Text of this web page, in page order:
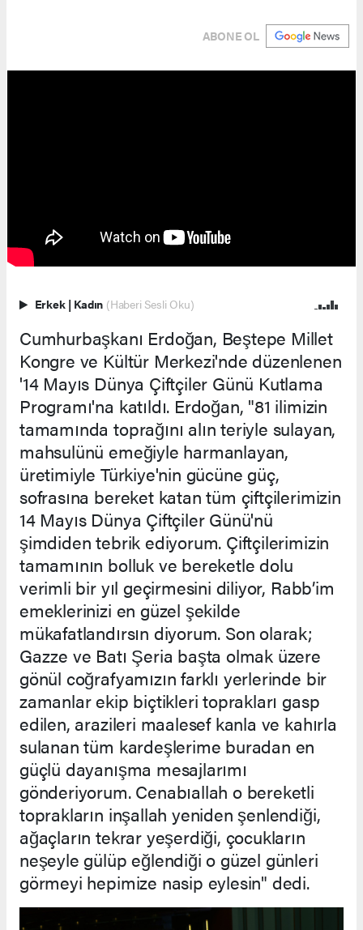
ABONE OL
Erkek | Kadın (Haberi Sesli Oku)
Cumhurbaşkanı Erdoğan, Beştepe Millet
Kongre ve Kültür Merkezi'nde düzenlenen
'14 Mayıs Dünya Çiftçiler Günü Kutlama
Programı'na katıldı. Erdoğan, "81 ilimizin
tamamında toprağını alın teriyle sulayan,
mahsulünü emeğiyle harmanlayan,
üretimiyle Türkiye'nin gücüne güç,
sofrasına bereket katan tüm çiftçilerimizin
14 Mayıs Dünya Çiftçiler Günü'nü
şimdiden tebrik ediyorum. Çiftçilerimizin
tamamının bolluk ve bereketle dolu
verimli bir yıl geçirmesini diliyor, Rabb’im
emeklerinizi en güzel şekilde
mükafatlandırsın diyorum. Son olarak;
Gazze ve Batı Şeria başta olmak üzere
gönül coğrafyamızın farklı yerlerinde bir
zamanlar ekip biçtikleri toprakları gasp
edilen, arazileri maalesef kanla ve kahırla
sulanan tüm kardeşlerime buradan en
güçlü dayanışma mesajlarımı
gönderiyorum. Cenabıallah o bereketli
toprakların inşallah yeniden şenlendiği,
ağaçların tekrar yeşerdiği, çocukların
neşeyle gülüp eğlendiği o güzel günleri
görmeyi hepimize nasip eylesin" dedi.